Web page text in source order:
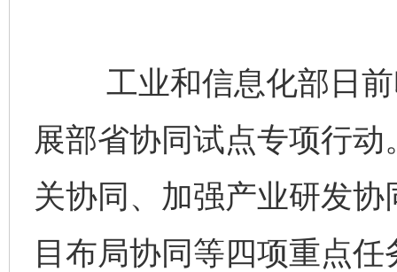
工业和信息化部日前
展部省协同试点专项行
关协同、加强产业研发
目布局协同等四项重点